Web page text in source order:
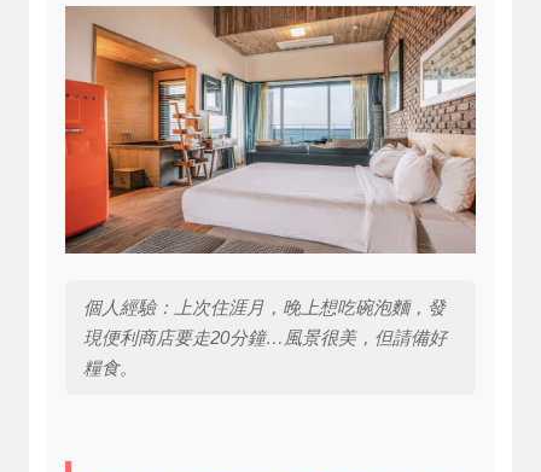
個人經驗：上次住涯月，晚上想吃碗泡麵，發
現便利商店要走20分鐘…風景很美，但請備好
糧食。